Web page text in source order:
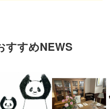
すすめNEWS